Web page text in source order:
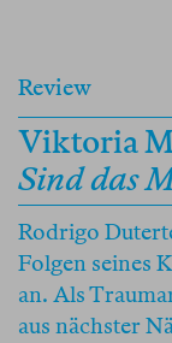
Review
Viktoria
Sind das
Rodrigo
Folgen seines
an. Als
aus nächster